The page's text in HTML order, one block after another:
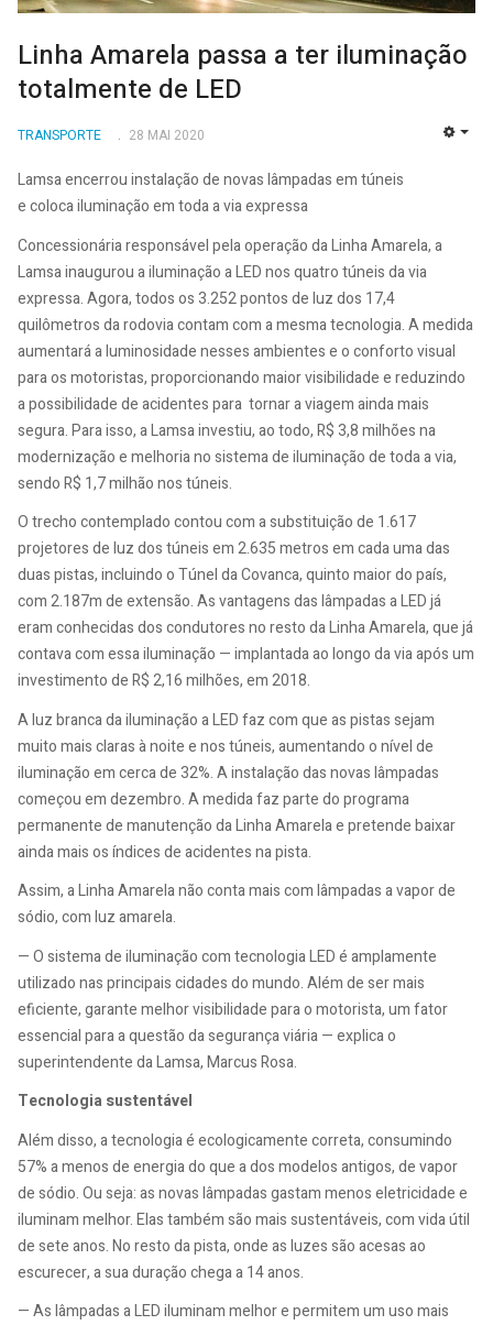
Linha Amarela passa a ter iluminação
totalmente de LED
TRANSPORTE 28 MAI 2020
Lamsa encerrou instalação de novas lâmpadas em túneis
e coloca iluminação em toda a via expressa
Concessionária responsável pela operação da Linha Amarela, a
Lamsa inaugurou a iluminação a LED nos quatro túneis da via
expressa. Agora, todos os 3.252 pontos de luz dos 17,4
quilômetros da rodovia contam com a mesma tecnologia. A medida
aumentará a luminosidade nesses ambientes e o conforto visual
para os motoristas, proporcionando maior visibilidade e reduzindo
a possibilidade de acidentes para tornar a viagem ainda mais
segura. Para isso, a Lamsa investiu, ao todo, R$ 3,8 milhões na
modernização e melhoria no sistema de iluminação de toda a via,
sendo R$ 1,7 milhão nos túneis.
O trecho contemplado contou com a substituição de 1.617
projetores de luz dos túneis em 2.635 metros em cada uma das
duas pistas, incluindo o Túnel da Covanca, quinto maior do país,
com 2.187m de extensão. As vantagens das lâmpadas a LED já
eram conhecidas dos condutores no resto da Linha Amarela, que já
contava com essa iluminação — implantada ao longo da via após um
investimento de R$ 2,16 milhões, em 2018.
A luz branca da iluminação a LED faz com que as pistas sejam
muito mais claras à noite e nos túneis, aumentando o nível de
iluminação em cerca de 32%. A instalação das novas lâmpadas
começou em dezembro. A medida faz parte do programa
permanente de manutenção da Linha Amarela e pretende baixar
ainda mais os índices de acidentes na pista.
Assim, a Linha Amarela não conta mais com lâmpadas a vapor de
sódio, com luz amarela.
— O sistema de iluminação com tecnologia LED é amplamente
utilizado nas principais cidades do mundo. Além de ser mais
eficiente, garante melhor visibilidade para o motorista, um fator
essencial para a questão da segurança viária — explica o
superintendente da Lamsa, Marcus Rosa.
Tecnologia sustentável
Além disso, a tecnologia é ecologicamente correta, consumindo
57% a menos de energia do que a dos modelos antigos, de vapor
de sódio. Ou seja: as novas lâmpadas gastam menos eletricidade e
iluminam melhor. Elas também são mais sustentáveis, com vida útil
de sete anos. No resto da pista, onde as luzes são acesas ao
escurecer, a sua duração chega a 14 anos.
— As lâmpadas a LED iluminam melhor e permitem um uso mais